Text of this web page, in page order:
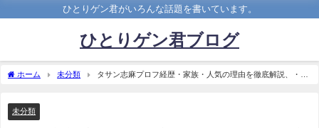
ひとりゲン君がいろんな話題を書いています。
ひとりゲン君ブログ
ホーム 未分類
タサン志麻プロフ経歴・家族・人気の理由を徹底解説、・予
未分類